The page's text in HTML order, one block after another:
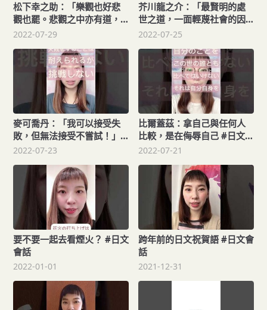
松下幸之助：「樂觀也好悲
觀也罷。悲觀之中亦有道，
樂觀之中亦有道。」#日文教
2022-07-29
芥川龍之介：「最賢明的處
世之道，一面輕蔑社會的因
襲，一面過著不與社會的因
學 #shorts #名言 #日文自
2022-07-25
麥可喬丹：「我可以接受失
敗，但無法接受不嘗試！」#
日文教學 #shorts #名言 #
2022-07-23
比爾蓋茲：拿自己與任何人
比較，是在侮辱自己 #日文教
學 #名言 #shorts
2022-07-21
要不要一起去看煙火？ #日文
會話
2022-01-01
跨年前的日文祝賀語 #日文會
話
2021-12-31